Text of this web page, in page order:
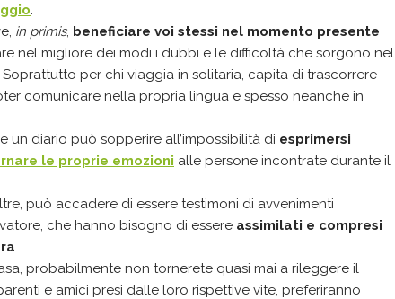
.
in primis, beneficiare voi stessi nel momento presente
nel migliore dei modi i dubbi e le difficoltà che sorgono nel
per chi viaggia in solitaria, capita di trascorrere
comunicare nella propria lingua e spesso neanche in
un diario può sopperire all’impossibilità di esprimersi
le proprie emozioni alle persone incontrate durante il
può accadere di essere testimoni di avvenimenti
che hanno bisogno di essere assimilati e compresi
.
probabilmente non tornerete quasi mai a rileggere il
e amici presi dalle loro rispettive vite, preferiranno